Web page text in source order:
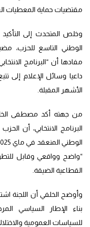
مقتضيات حماية المعطيات
وخلص المتحدث إلى التأكيد
الوطني التاسع للحزب،
مفادها أن “البرنامج
داعيا وسائل الإعلام إلى
الأشهر المقبلة.
من جهته أكد مصطفى
البرنامج الانتخابي، أن
“واضح وواقعي وقابل
القطاعية الضيقة.
وأوضح الخلفي أن اللجنة
بناء الإطار السياسي
للسياسات العمومية